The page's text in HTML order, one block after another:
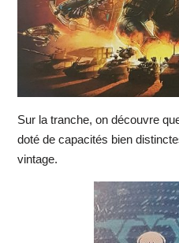
Sur la tranche, on découvre
doté de capacités bien
vintage.